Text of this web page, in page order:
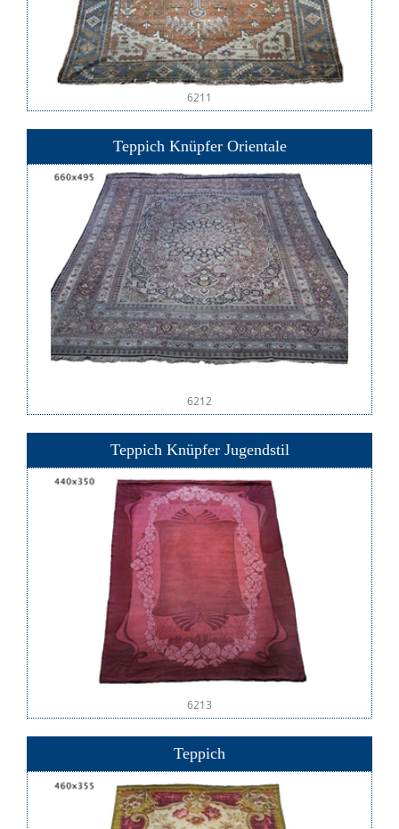
6211
Teppich Knüpfer Orientale
6212
Teppich Knüpfer Jugendstil
6213
Teppich